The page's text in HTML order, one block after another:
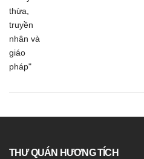
THƯ QUÁN HƯƠNG TÍCH